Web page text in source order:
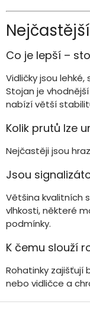
Co je lepší –
Vidličky jsou
Stojan je
nabízí větší
Kolik prutů lze
Nejčastěji jsou
Jsou
Většina kvalitních
vlhkosti, některé
podmínky.
K čemu slouží
Rohatinky zajišťují
nebo vidličce a
Z